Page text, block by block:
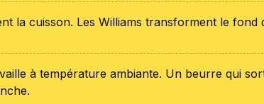
la cuisson. Les Williams transforment le fond
à température ambiante. Un beurre qui